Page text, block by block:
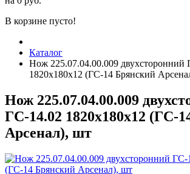
В корзине пусто!
Каталог
Нож 225.07.04.00.009 двухсторонний
1820х180х12 (ГС-14 Брянский
Нож 225.07.04.00.009
ГС-14.02 1820х180х12 (ГС-
Арсенал), шт